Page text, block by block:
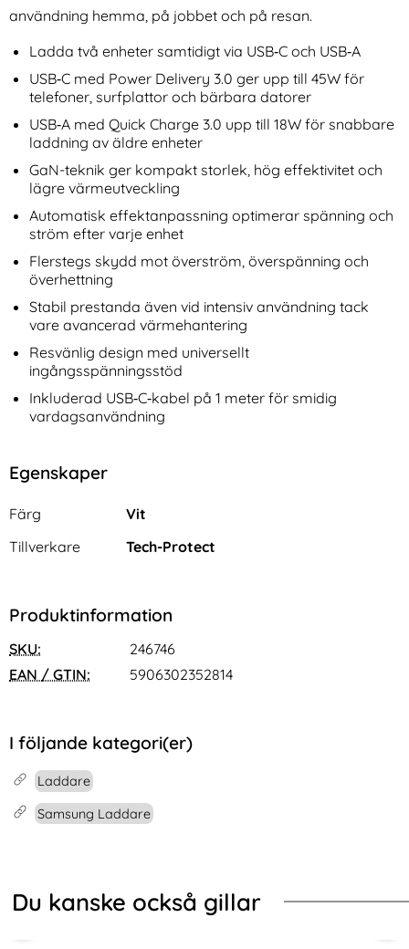
användning hemma, på jobbet och på resan.
Ladda två enheter samtidigt via USB‑C och USB‑A
USB‑C med Power Delivery 3.0 ger upp till 45W för
telefoner, surfplattor och bärbara datorer
USB‑A med Quick Charge 3.0 upp till 18W för snabbare
laddning av äldre enheter
GaN-teknik ger kompakt storlek, hög effektivitet och
lägre värmeutveckling
Automatisk effektanpassning optimerar spänning och
ström efter varje enhet
Flerstegs skydd mot överström, överspänning och
överhettning
Stabil prestanda även vid intensiv användning tack
vare avancerad värmehantering
Resvänlig design med universellt
ingångsspänningsstöd
Inkluderad USB‑C‑kabel på 1 meter för smidig
vardagsanvändning
Egenskaper
Egenskaper/attribut för denna produkt
Attribut
Färg
Vit
Tillverkare
Tech-Protect
Produktinformation
SKU:
246746
EAN / GTIN:
5906302352814
I följande kategori(er)
Laddare
Samsung Laddare
Du kanske också gillar